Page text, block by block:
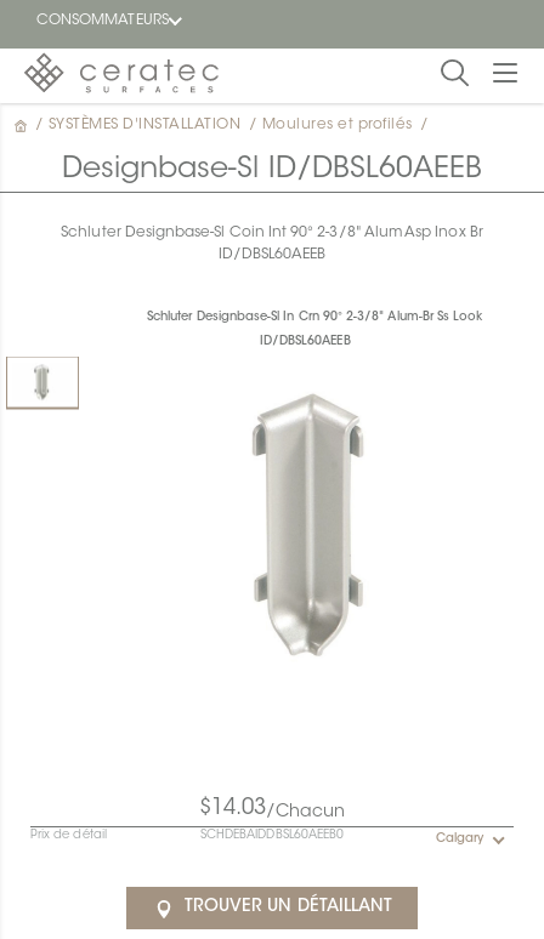
CONSOMMATEURS
En
vedette
détaillant
/ SYSTÈMES D'INSTALLATION / Moulures et profilés /
Designbase-Sl ID/DBSL60AEEB
Schluter Designbase-Sl Coin Int 90° 2-3/8" Alum Asp Inox Br
ID/DBSL60AEEB
Schluter Designbase-Sl In Crn 90° 2-3/8" Alum-Br Ss Look
ID/DBSL60AEEB
$14.03/Chacun
Prix de détail SCHDEBAIDDBSL60AEEB0 Calgary
TROUVER UN DÉTAILLANT